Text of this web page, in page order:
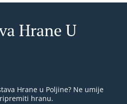
Hrane U
Hrane u Poljine? Ne umije
hranu.